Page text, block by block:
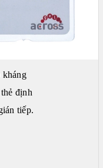
kháng
định
tiếp.